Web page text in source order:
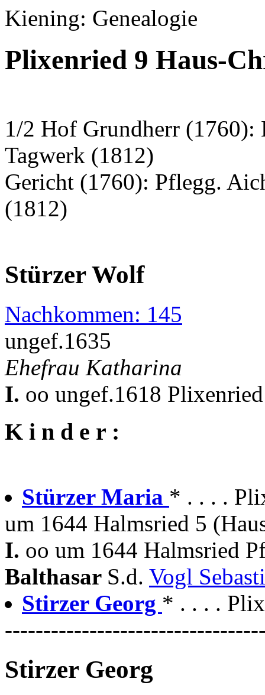
Kiening: Genealogie
Plixenried 9 Haus-
1/2 Hof Grundherr
Tagwerk (1812)
Gericht (1760): Pflegg.
(1812)
Stürzer Wolf
Nachkommen: 145
ungef.1635
Ehefrau Katharina
I. oo ungef.1618
K i n d e r :
Stürzer Maria * . . . .
um 1644 Halmsried 5
I. oo um 1644 Halmsried
Balthasar S.d. Vogl
Stirzer Georg * . . . .
Stirzer Georg